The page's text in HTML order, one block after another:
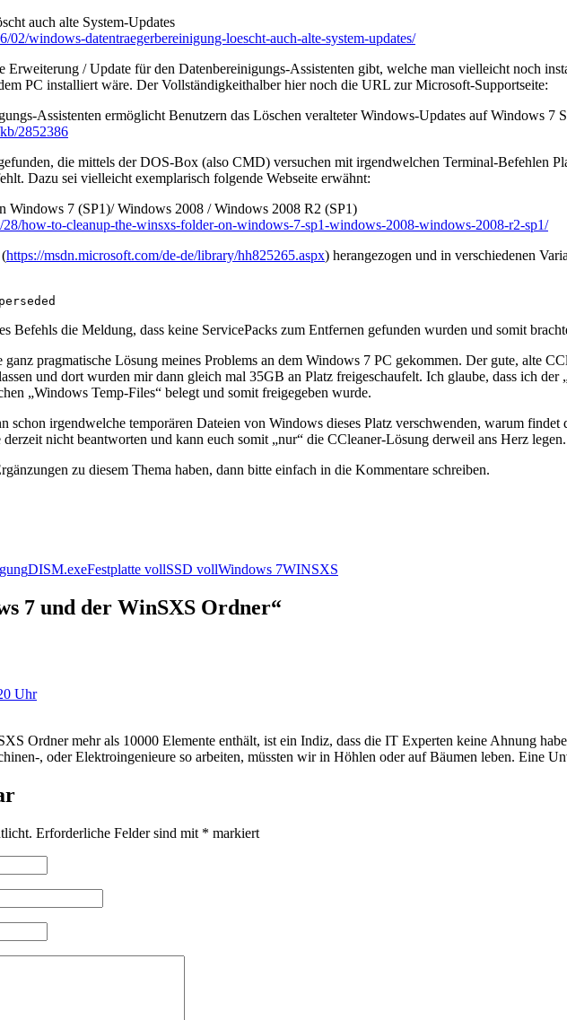
auch alte System-Updates
02/windows-datentraegerbereinigung-loescht-auch-alte-system-updates/
Erweiterung / Update für den Datenbereinigungs-Assistenten gibt, welche man vielleicht noch
PC installiert wäre. Der Vollständigkeithalber hier noch die URL zur Microsoft-Supportseite:
Assistenten ermöglicht Benutzern das Löschen veralteter Windows-Updates auf Windows 7
2852386
die mittels der DOS-Box (also CMD) versuchen mit irgendwelchen Terminal-Befehlen
Dazu sei vielleicht exemplarisch folgende Webseite erwähnt:
Windows 7 (SP1)/ Windows 2008 / Windows 2008 R2 (SP1)
how-to-cleanup-the-winsxs-folder-on-windows-7-sp1-windows-2008-windows-2008-r2-sp1/
https://msdn.microsoft.com/de-de/library/hh825265.aspx) herangezogen und in verschiedenen
Befehls die Meldung, dass keine ServicePacks zum Entfernen gefunden wurden und somit
pragmatische Lösung meines Problems an dem Windows 7 PC gekommen. Der gute, alte
und dort wurden mir dann gleich mal 35GB an Platz freigeschaufelt. Ich glaube, dass ich der
„Windows Temp-Files“ belegt und somit freigegeben wurde.
schon irgendwelche temporären Dateien von Windows dieses Platz verschwenden, warum findet
nicht beantworten und kann euch somit „nur“ die CCleaner-Lösung derweil ans Herz legen.
zu diesem Thema haben, dann bitte einfach in die Kommentare schreiben.
DISM.exeFestplatte vollSSD vollWindows 7WINSXS
7 und der WinSXS Ordner“
Uhr
Ordner mehr als 10000 Elemente enthält, ist ein Indiz, dass die IT Experten keine Ahnung
, oder Elektroingenieure so arbeiten, müssten wir in Höhlen oder auf Bäumen leben. Eine
Erforderliche Felder sind mit * markiert